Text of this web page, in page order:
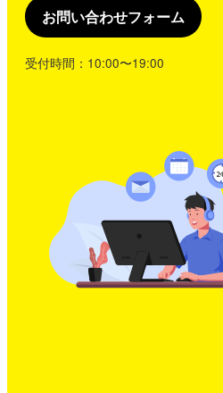
お問い合わせフォーム
受付時間：10:00〜19:00